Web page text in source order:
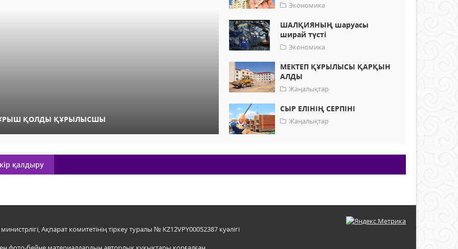
ҚОЛДЫ ҚҰРЫЛЫСШЫ
Экономика
ШАЛҚИЯНЫҢ шаруасы
ширай түсті
Экономика
МЕКТЕП ҚҰРЫЛЫСЫ ҚАРҚЫН
АЛДЫ
Жаңалықтар
СЫР ЕЛІНІҢ СЕРПІНІ
Жаңалықтар
қалдыру
Ақпарат комитетінің тіркеу туралы № KZ12VPY00052387 куәлігі